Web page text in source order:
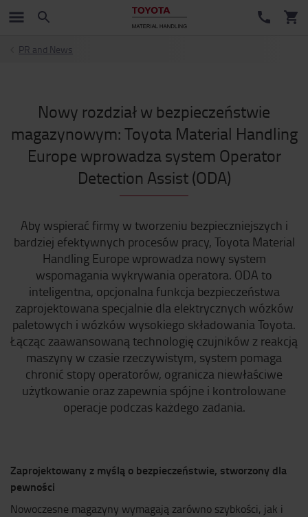
PR and News
Nowy rozdział w bezpieczeństwie
magazynowym: Toyota Material Handling
Europe wprowadza system Operator
Detection Assist (ODA)
Aby wspierać firmy w tworzeniu bezpieczniejszych i
bardziej efektywnych procesów pracy, Toyota Material
Handling Europe wprowadza nowy system
wspomagania wykrywania operatora. ODA to
inteligentna, opcjonalna funkcja bezpieczeństwa
zaprojektowana specjalnie dla elektrycznych wózków
paletowych i wózków wysokiego składowania Toyota.
Łącząc zaawansowaną technologię czujników z reakcją
maszyny w czasie rzeczywistym, system pomaga
chronić stopy operatorów, ogranicza niewłaściwe
użytkowanie oraz zapewnia spójne i kontrolowane
operacje podczas każdego zadania.
Zaprojektowany z myślą o bezpieczeństwie, stworzony dla
pewności
Nowoczesne magazyny wymagają zarówno szybkości, jak i